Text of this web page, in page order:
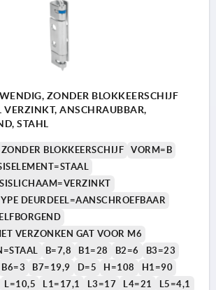
van de borgring
ZONDER BLOKKEERSCHIJF
VERZINKT, ANSCHRAUBBAR,
STAHL
BLOKKEERSCHIJF
VORM=B
DEURDEEL=AANSCHROEFBAAR
VERZONKEN GAT VOOR M6
B=7,8 B1=28 B2=6
B3=23
B6=3 B7=19,9 D=5 H=108
H1=90
L=10,5 L1=17,1 L3=17 L4=21
L5=4,1